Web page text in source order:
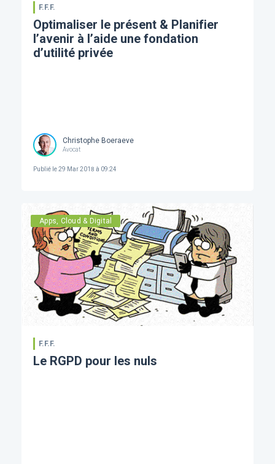
F.F.F.
Optimaliser le présent & Planifier
l’avenir à l’aide une fondation
d’utilité privée
Christophe Boeraeve
Avocat
Publié le29 Mar 2018 à 09:24
Apps, Cloud & Digital
F.F.F.
Le RGPD pour les nuls